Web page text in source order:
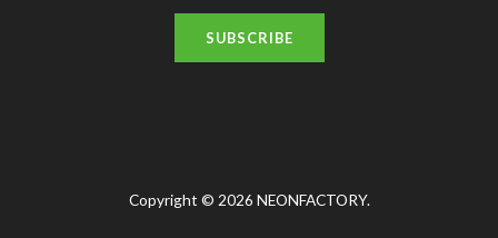
SUBSCRIBE
Copyright © 2026 NEONFACTORY.